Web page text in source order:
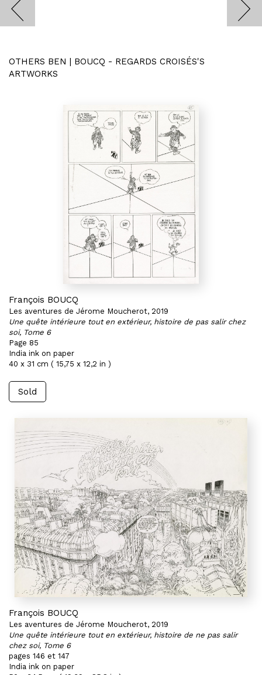
OTHERS BEN | BOUCQ - REGARDS CROISÉS'S
ARTWORKS
François BOUCQ
Les aventures de Jérome Moucherot, 2019
Une quête intérieure tout en extérieur, histoire de pas salir chez
soi, Tome 6
Page 85
India ink on paper
40 x 31 cm ( 15,75 x 12,2 in )
Sold
François BOUCQ
Les aventures de Jérome Moucherot, 2019
Une quête intérieure tout en extérieur, histoire de ne pas salir
chez soi, Tome 6
pages 146 et 147
India ink on paper